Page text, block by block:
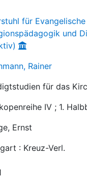
für
und
Rainer
für das
IV ; 1.
Ernst
: Kreuz-Verl.